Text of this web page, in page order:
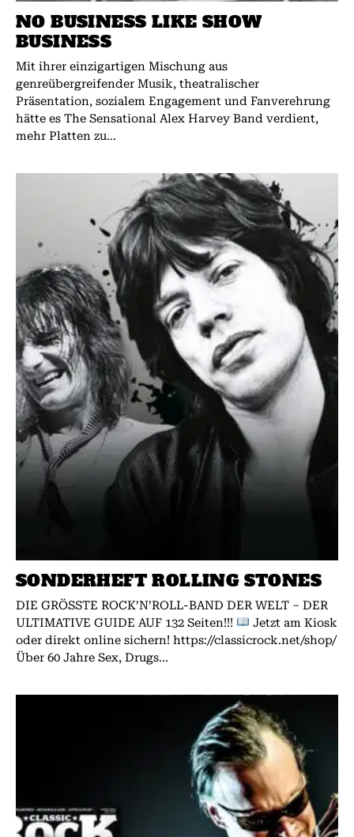
NO BUSINESS LIKE SHOW
BUSINESS
Mit ihrer einzigartigen Mischung aus
genreübergreifender Musik, theatralischer
Präsentation, sozialem Engagement und Fanverehrung
hätte es The Sensational Alex Harvey Band verdient,
mehr Platten zu...
SONDERHEFT ROLLING STONES
DIE GRÖSSTE ROCK’N’ROLL-BAND DER WELT – DER
ULTIMATIVE GUIDE AUF 132 Seiten!!!
Jetzt am Kiosk
oder direkt online sichern! https://classicrock.net/shop/
Über 60 Jahre Sex, Drugs...